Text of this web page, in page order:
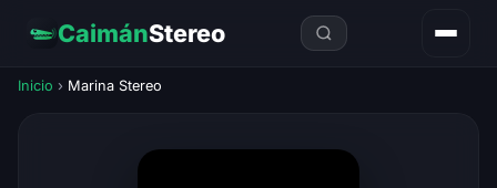
CaimánStereo
Inicio › Marina Stereo